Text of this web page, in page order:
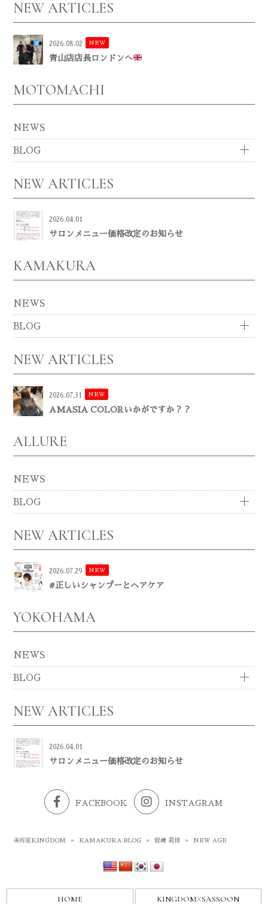
NEW ARTICLES
2026.08.02 NEW
青山店店長ロンドンへ
MOTOMACHI
NEWS
BLOG
NEW ARTICLES
2026.04.01
サロンメニュー価格改定のお知らせ
KAMAKURA
NEWS
BLOG
NEW ARTICLES
2026.07.31 NEW
AMASIA COLORいかがですか？？
ALLURE
NEWS
BLOG
NEW ARTICLES
2026.07.29 NEW
#正しいシャンプーとヘアケア
YOKOHAMA
NEWS
BLOG
NEW ARTICLES
2026.04.01
サロンメニュー価格改定のお知らせ
FACEBOOK INSTAGRAM
美容室KINGDOM » KAMAKURA BLOG » 岩﨑 莉佳 » NEW AGE
HOME KINGDOMXSASSOON